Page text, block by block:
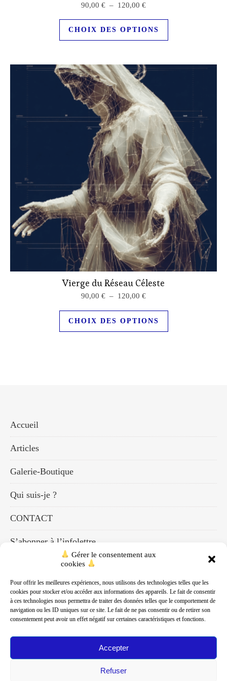
Gérer le consentement aux
cookies
Pour offrir les meilleures expériences, nous utilisons des technologies telles que les
cookies pour stocker et/ou accéder aux informations des appareils. Le fait de consentir
à ces technologies nous permettra de traiter des données telles que le comportement de
navigation ou les ID uniques sur ce site. Le fait de ne pas consentir ou de retirer son
consentement peut avoir un effet négatif sur certaines caractéristiques et fonctions.
Accepter
Refuser
90,00 € – 120,00 €
CHOIX DES OPTIONS
Ce produit a
Vierge du Réseau Céleste
90,00 € – 120,00 €
CHOIX DES OPTIONS
Ce produit a
Accueil
Articles
Galerie-Boutique
Qui suis-je ?
CONTACT
S’abonner à l’infolettre
Panier
Académie Olfactive Connexion®
Tous les concepts et termes relatifs à la Flaironomie™ sont en
cours de dépôt par Marianne Leprince. 2024